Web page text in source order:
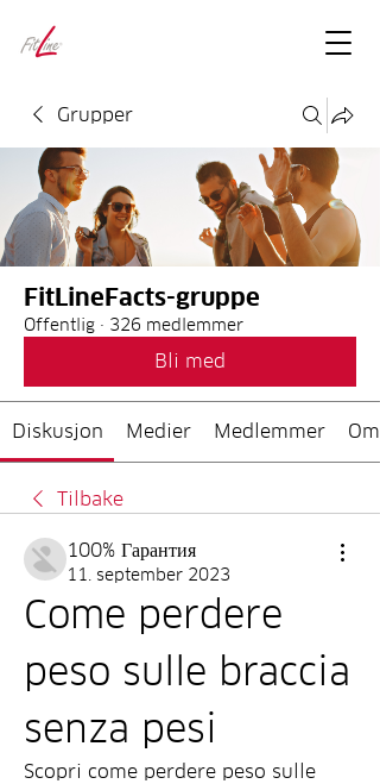
Grupper
FitLineFacts-gruppe
Offentlig · 326 medlemmer
Bli med
Diskusjon Medier Medlemmer Om
Tilbake
100% Гарантия
11. september 2023
Come perdere
peso sulle braccia
senza pesi
Scopri come perdere peso sulle